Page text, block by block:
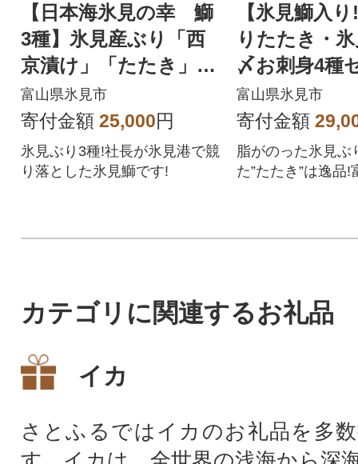
【日本海氷見の幸 鰤
3種】氷見産ぶり「西
京漬け」「たたき」
「生ハム」氷見鰤3種
味わいセット!
富山県氷見市
寄付金額 25,000円
氷見ぶり3種!社長が氷見港で競
り落とした氷見鰤です!
【氷見鰤入
りたたき・
〆お刺身4種
身醤油付き
富山県氷見市
寄付金額
脂がのった氷見ぶ
た”たたき”は逸品!
カテゴリに関連するお礼品
イカ
さとふるではイカのお礼品を多